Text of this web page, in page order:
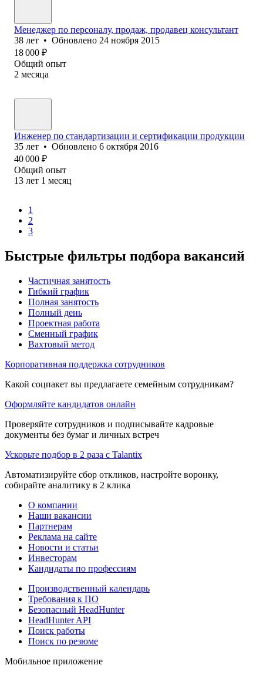
Менеджер по персоналу, продаж, продавец консультант
38 лет • Обновлено 24 ноября 2015
18 000 ₽
Общий опыт
2 месяца
Инженер по стандартизации и сертификации продукции
35 лет • Обновлено 6 октября 2016
40 000 ₽
Общий опыт
13 лет 1 месяц
1
2
3
Быстрые фильтры подбора вакансий
Частичная занятость
Гибкий график
Полная занятость
Полный день
Проектная работа
Сменный график
Вахтовый метод
Корпоративная поддержка сотрудников
Какой соцпакет вы предлагаете семейным сотрудникам?
Оформляйте кандидатов онлайн
Проверяйте сотрудников и подписывайте кадровые
документы без бумаг и личных встреч
Ускорьте подбор в 2 раза с Talantix
Автоматизируйте сбор откликов, настройте воронку,
собирайте аналитику в 2 клика
О компании
Наши вакансии
Партнерам
Реклама на сайте
Новости и статьи
Инвесторам
Кандидаты по профессиям
Производственный календарь
Требования к ПО
Безопасный HeadHunter
HeadHunter API
Поиск работы
Поиск по резюме
Мобильное приложение